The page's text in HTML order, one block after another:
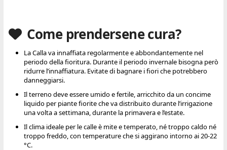
Come prendersene cura?
La Calla va innaffiata regolarmente e abbondantemente nel
periodo della fioritura. Durante il periodo invernale bisogna però
ridurre l’innaffiatura. Evitate di bagnare i fiori che potrebbero
danneggiarsi.
Il terreno deve essere umido e fertile, arricchito da un concime
liquido per piante fiorite che va distribuito durante l’irrigazione
una volta a settimana, durante la primavera e l’estate.
Il clima ideale per le calle è mite e temperato, né troppo caldo né
troppo freddo, con temperature che si aggirano intorno ai 20-22
°C.